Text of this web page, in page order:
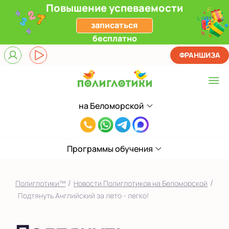
Повышение успеваемости
записаться
бесплатно
на Беломорской
Выберите центр
Верхние Лихоборы
ЖК Прокшино
Фили
8(985)801-
33
ФРАНШИЗА
Программы обучения
Полиглотики™ / Новости Полиглотиков на Беломорской /
Подтянуть Английский за лето - легко!